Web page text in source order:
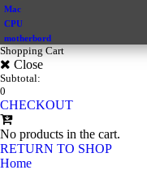
Mac
CPU
motherbord
Shopping Cart
Close
Subtotal:
0
CHECKOUT
No products in the cart.
RETURN TO SHOP
Home